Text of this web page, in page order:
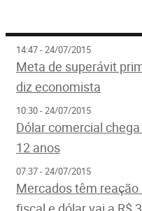
14:47 - 24/07/2015
Meta de superávit
diz economista
10:30 - 24/07/2015
Dólar comercial
12 anos
07:37 - 24/07/2015
Mercados têm